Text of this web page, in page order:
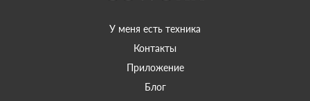
У меня есть техника
Контакты
Приложение
Блог